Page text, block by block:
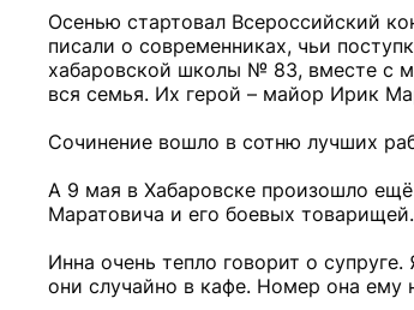
Осенью стартовал Всероссийский
писали о современниках, чьи
хабаровской школы № 83, вместе с
вся семья. Их герой – майор Ирик
Сочинение вошло в сотню лучших
А 9 мая в Хабаровске произошло
Маратовича и его боевых товарищей.
Инна очень тепло говорит о
они случайно в кафе. Номер она ему